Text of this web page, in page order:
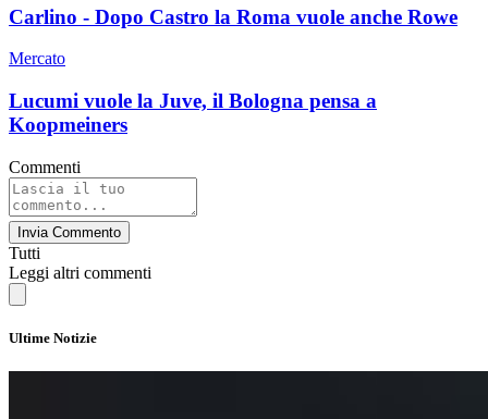
Carlino - Dopo Castro la Roma vuole anche Rowe
Mercato
Lucumi vuole la Juve, il Bologna pensa a
Koopmeiners
Commenti
Invia Commento
Tutti
Leggi altri commenti
Ultime Notizie